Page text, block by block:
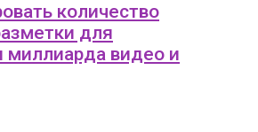
количество
для
миллиарда видео и